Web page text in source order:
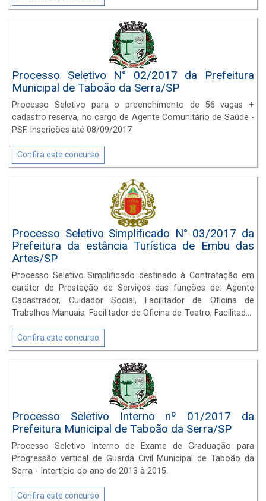
Processo Seletivo N° 02/2017 da Prefeitura
Municipal de Taboão da Serra/SP
Processo Seletivo para o preenchimento de 56 vagas +
cadastro reserva, no cargo de Agente Comunitário de Saúde -
PSF. Inscrições até 08/09/2017
Confira este concurso
Processo Seletivo Simplificado N° 03/2017 da
Prefeitura da estância Turística de Embu das
Artes/SP
Processo Seletivo Simplificado destinado à Contratação em
caráter de Prestação de Serviços das funções de: Agente
Cadastrador, Cuidador Social, Facilitador de Oficina de
Trabalhos Manuais, Facilitador de Oficina de Teatro, Facilitador
Percussão, Facilitador de Oficina de Canto Coral, Facilitador de
Oficina de Violão e Orientador Social. Inscrições até
Confira este concurso
Processo Seletivo Interno nº 01/2017 da
Prefeitura Municipal de Taboão da Serra/SP
Processo Seletivo Interno de Exame de Graduação para
Progressão vertical de Guarda Civil Municipal de Taboão da
Serra - Intertício do ano de 2013 à 2015.
Confira este concurso